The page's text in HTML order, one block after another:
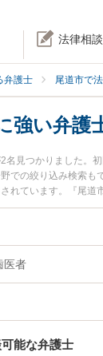
法律相
弁護士 尾道市で
強い弁護
見つかりました。
での絞り込み検索
れています。『尾
『初回相談無料で
医者
能な弁護士